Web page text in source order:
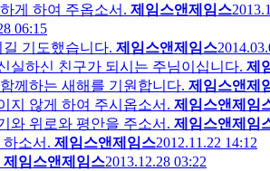
게 하여 주옵소서. 제임스앤제임스
06:15
기도했습니다. 제임스앤제임스
실하신 친구가 되시는 주님이십니다. 제
께하는 새해를 기원합니다. 제임스앤제
지 않게 하여 주시옵소서. 제임스앤제임
와 위로와 평안을 주소서. 제임스앤제임
소서. 제임스앤제임스2012.11.22 14:12
제임스앤제임스2013.12.28 03:22